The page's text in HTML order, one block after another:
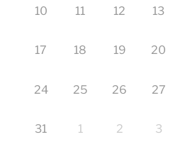
10 11 12 13
17 18 19 20
24 25 26 27
31 1 2 3